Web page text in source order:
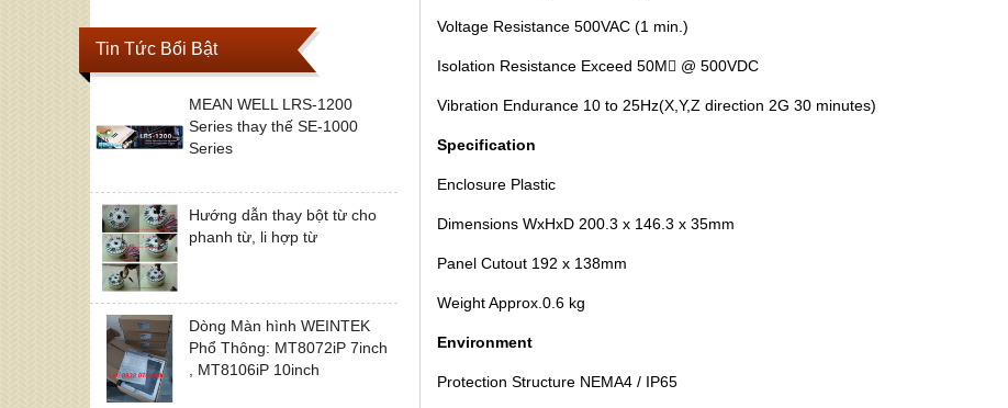
Tin Tức Bổi Bật
MEAN WELL LRS-1200
Series thay thế SE-1000
Series
Hướng dẫn thay bột từ cho
phanh từ, li hợp từ
Dòng Màn hình WEINTEK
Phổ Thông: MT8072iP 7inch
, MT8106iP 10inch
Voltage Resistance 500VAC (1 min.)
Isolation Resistance Exceed 50M @ 500VDC
Vibration Endurance 10 to 25Hz(X,Y,Z direction 2G 30 minutes)
Specification
Enclosure Plastic
Dimensions WxHxD 200.3 x 146.3 x 35mm
Panel Cutout 192 x 138mm
Weight Approx.0.6 kg
Environment
Protection Structure NEMA4 / IP65